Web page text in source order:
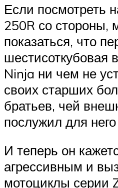
Если посмотреть
250R со стороны,
показаться, что
шестисоткубовая
Ninja ни чем не
своих старших
братьев, чей
послужил для
И теперь он
агрессивным и
мотоциклы серии